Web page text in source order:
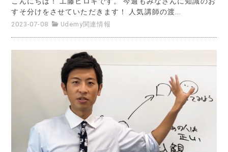
すそ分けをさせていただきます！ 人気講師の渡...
2023-07-08 Udemy関連情報